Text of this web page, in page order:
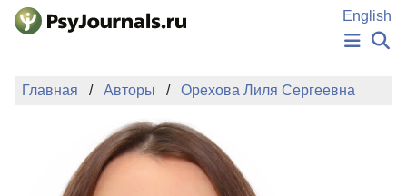
Перейти к основному содержанию
English
НОВОСТИ
АВТОРЫ
ПОДАТЬ РУКОПИСЬ
БАЗА ЗНАНИЙ
КЛЮЧЕВЫЕ СЛОВА
Главная Авторы Орехова Лиля Сергеевна